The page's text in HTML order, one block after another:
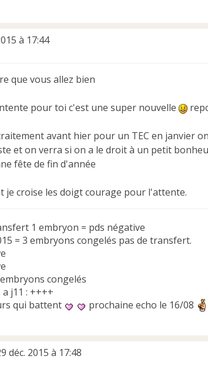
à 17:44
que vous allez bien
pour toi c'est une super nouvelle
avant hier pour un TEC en janvier
et on verra si on a le droit à un petit
fête de fin d'année
je croise les doigt courage pour l'attente.
1 embryon = pds négative
= 3 embryons congelés pas de transfert.
congelés
j11 : ++++
qui battent
prochaine echo le 16/08
déc. 2015 à 17:48